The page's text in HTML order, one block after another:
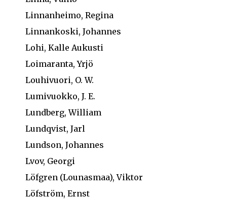
Linnanheimo, Regina
Linnankoski, Johannes
Lohi, Kalle Aukusti
Loimaranta, Yrjö
Louhivuori, O. W.
Lumivuokko, J. E.
Lundberg, William
Lundqvist, Jarl
Lundson, Johannes
Lvov, Georgi
Löfgren (Lounasmaa), Viktor
Löfström, Ernst